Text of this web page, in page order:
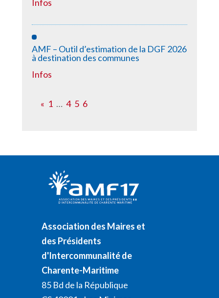
Infos
AMF – Outil d’estimation de la DGF 2026
à destination des communes
Infos
« 1 … 4 5 6
Association des Maires et
des Présidents
d'Intercommunalité de
Charente-Maritime
85 Bd de la République